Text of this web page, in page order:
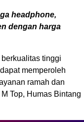
headphone,
dengan harga
tinggi
memperoleh
ramah dan
Top, Humas Bintang